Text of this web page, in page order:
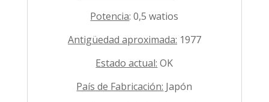
Potencia: 0,5 watios
Antigüedad aproximada: 1977
Estado actual: OK
País de Fabricación: Japón